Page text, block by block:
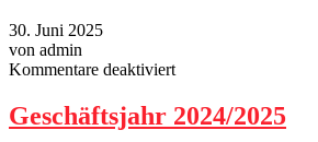
30. Juni 2025
von admin
Kommentare deaktiviertfür
2024/2025
Geschäftsjahr 2024/2025